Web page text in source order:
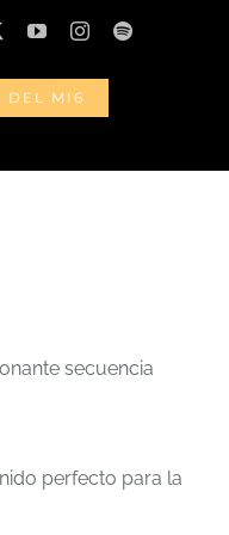
X YouTubeInstagramSpotify
DEL MI6
secuencia
perfecto para la